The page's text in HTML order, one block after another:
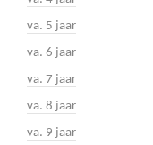
va. 5 jaar
va. 6 jaar
va. 7 jaar
va. 8 jaar
va. 9 jaar